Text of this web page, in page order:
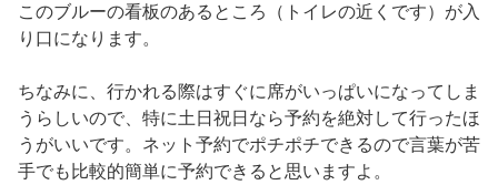
このブルーの看板のあるところ（トイレの近くです）が入
り口になります。
ちなみに、行かれる際はすぐに席がいっぱいになってしま
うらしいので、特に土日祝日なら予約を絶対して行ったほ
うがいいです。ネット予約でポチポチできるので言葉が苦
手でも比較的簡単に予約できると思いますよ。